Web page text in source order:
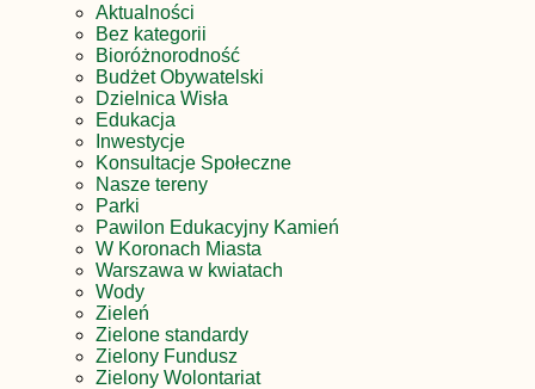
Aktualności
Bez kategorii
Bioróżnorodność
Budżet Obywatelski
Dzielnica Wisła
Edukacja
Inwestycje
Konsultacje Społeczne
Nasze tereny
Parki
Pawilon Edukacyjny Kamień
W Koronach Miasta
Warszawa w kwiatach
Wody
Zieleń
Zielone standardy
Zielony Fundusz
Zielony Wolontariat